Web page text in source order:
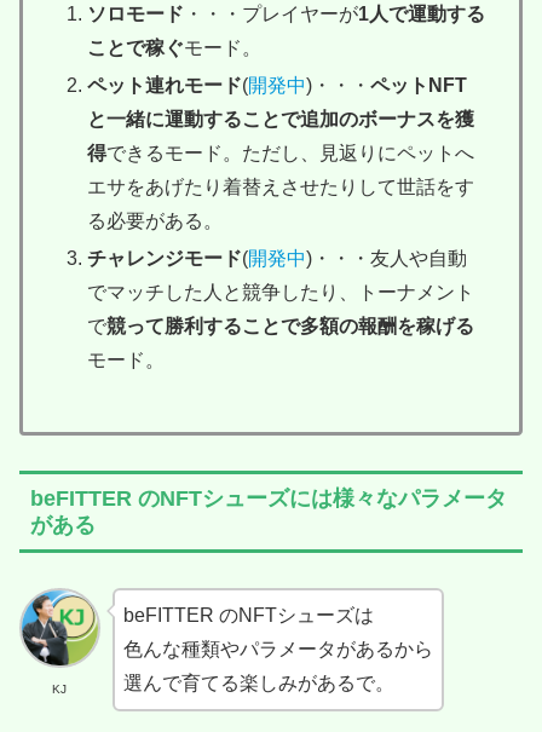
ソロモード ・・・プレイヤーが1人で運動する
ことで稼ぐモード。
ペット連れモード(開発中)・・・ペットNFT
と一緒に運動することで追加のボーナスを獲
得できるモード。ただし、見返りにペットへ
エサをあげたり着替えさせたりして世話をす
る必要がある。
チャレンジモード(開発中)・・・友人や自動
でマッチした人と競争したり、トーナメント
で競って勝利することで多額の報酬を稼げる
モード。
beFITTER のNFTシューズには様々なパラメータ
がある
KJ
beFITTER のNFTシューズは
色んな種類やパラメータがあるから
選んで育てる楽しみがあるで。